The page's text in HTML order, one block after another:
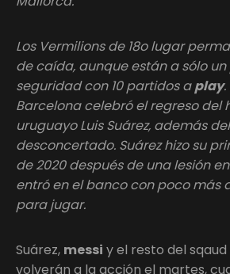
Los Vermilions de 18o lugar
de caída, aunque están a sólo
seguridad con 10 partidos aplay
Barcelona celebró el regreso del
uruguayo Luis Suárez, además
desconcertado. Suárez hizo su
de 2020 después de una lesión
entró en el banco con poco más
para jugar.
Suárez, messi y el resto del
volverán a la acción el martes,